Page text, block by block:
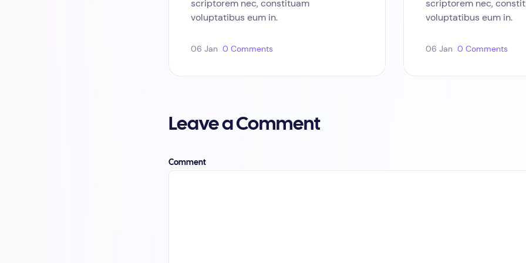
scriptorem nec, constituam
voluptatibus eum in.
06 Jan 0 Comments
scriptorem nec,
voluptatibus eum in.
06 Jan 0 Comments
Leave a Comment
Comment